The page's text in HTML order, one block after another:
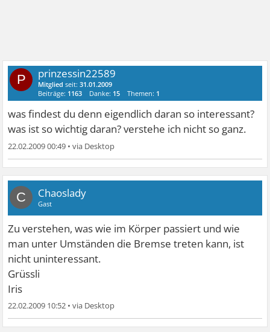
P prinzessin22589
Mitglied seit:31.01.2009
Beiträge: 1163 Danke: 15 Themen: 1
was findest du denn eigendlich daran so interessant?
was ist so wichtig daran? verstehe ich nicht so ganz.
22.02.2009 00:49 •
C Chaoslady
Gast
Zu verstehen, was wie im Körper passiert und wie
man unter Umständen die Bremse treten kann, ist
nicht uninteressant.
Grüssli
Iris
22.02.2009 10:52 •